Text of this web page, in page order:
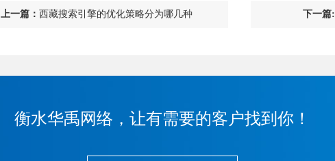
上一篇： 西藏搜索引擎的优化策略分为哪几种 下一篇:
衡水华禹网络，让有需要的客户找到你！